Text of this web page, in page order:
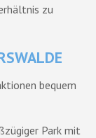
zu
bequem
Park mit